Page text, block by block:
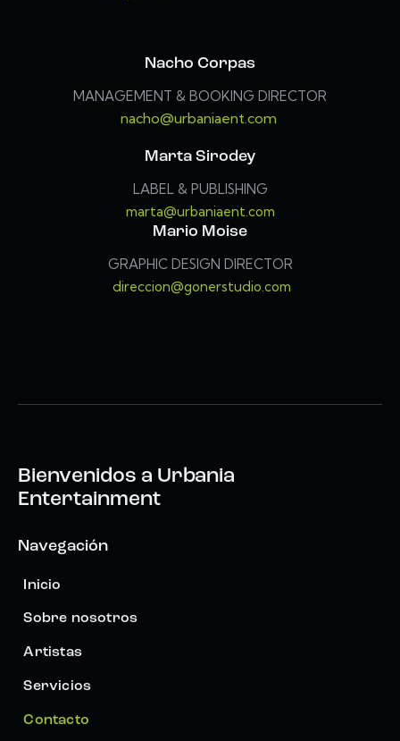
Nacho Corpas
MANAGEMENT & BOOKING DIRECTOR
nacho@urbaniaent.com
Marta Sirodey
LABEL & PUBLISHING
marta@urbaniaent.com
Mario Moise
GRAPHIC DESIGN DIRECTOR
direccion@gonerstudio.com
Bienvenidos a Urbania
Entertainment
Navegación
Inicio
Sobre nosotros
Artistas
Servicios
Contacto